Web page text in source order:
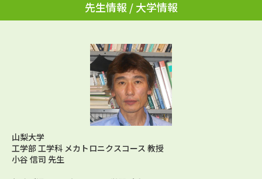
受付内容・発送状況の確認
個人情報取扱規定
テレメール進学カタログ
訂正のご案内
先生情報 / 大学情報
山梨大学
工学部 工学科 メカトロニクスコース 教授
小谷 信司 先生